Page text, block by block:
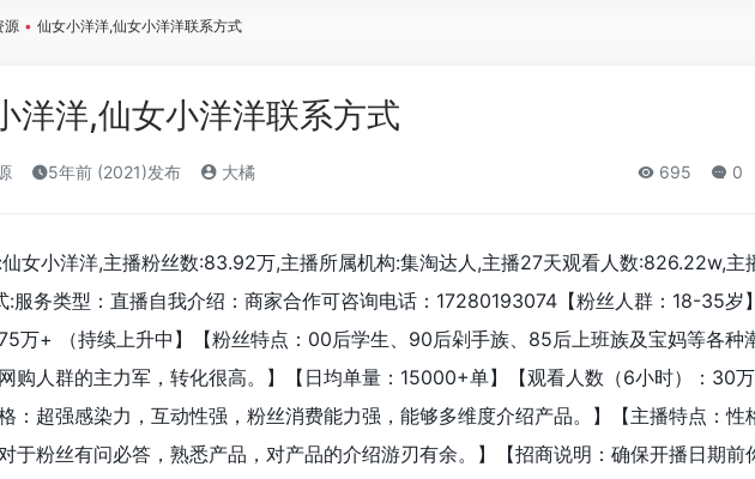
源 • 仙女小洋洋,仙女小洋洋联系方式
洋洋,仙女小洋洋联系方式
5年前 (2021)发布 大橘 695 0
女小洋洋,主播粉丝数:83.92万,主播所属机构:集淘达人,主播27天观看人数:826.22w,主
:服务类型：直播自我介绍：商家合作可咨询电话：17280193074【粉丝人群：18-35岁
万+ （持续上升中】【粉丝特点：00后学生、90后剁手族、85后上班族及宝妈等各种
购人群的主力军，转化很高。】【日均单量：15000+单】【观看人数（6小时）：30万
格：超强感染力，互动性强，粉丝消费能力强，能够多维度介绍产品。】【主播特点：性
于粉丝有问必答，熟悉产品，对产品的介绍游刃有余。】【招商说明：确保开播日期前